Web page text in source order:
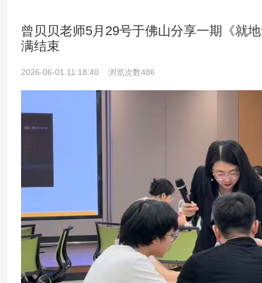
曾贝贝老师5月29号于佛山分享一期《就
满结束
2026-06-01 11:18:40 浏览次数486